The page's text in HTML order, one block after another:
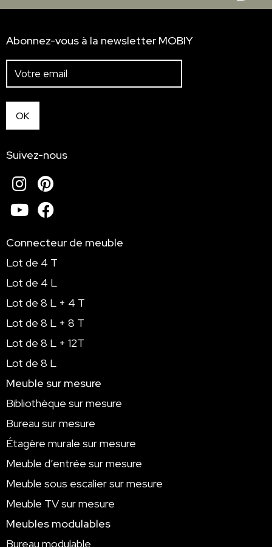
Abonnez-vous à la newsletter MOBIY
Suivez-nous
Instagram
Pinterest
YoutubeFacebook
Connecteur de meuble
Lot de 4 T
Lot de 4 L
Lot de 8 L + 4 T
Lot de 8 L + 8 T
Lot de 8 L + 12T
Lot de 8 L
Meuble sur mesure
Bibliothèque sur mesure
Bureau sur mesure
Étagère murale sur mesure
Meuble d’entrée sur mesure
Meuble sous escalier sur mesure
Meuble TV sur mesure
Meubles modulables
Bureau modulable